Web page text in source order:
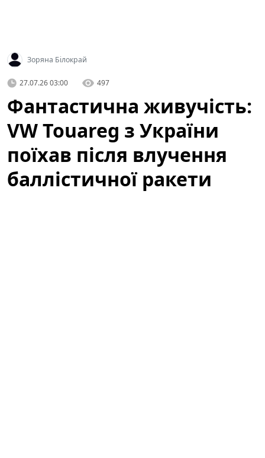
Зоряна Білокрай
27.07.26 03:00 497
Фантастична живучість:
VW Touareg з України
поїхав після влучення
баллістичної ракети